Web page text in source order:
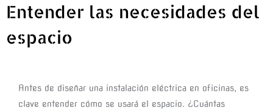
Entender las necesidades del
espacio
Antes de diseñar una instalación eléctrica en oficinas, es
clave entender cómo se usará el espacio. ¿Cuántas